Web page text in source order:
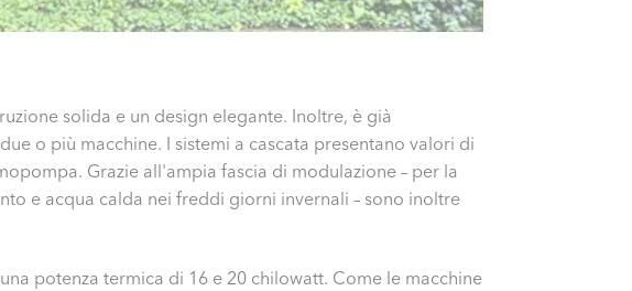
solida e un design elegante. Inoltre, è già
o più macchine. I sistemi a cascata presentano valori di
Grazie all'ampia fascia di modulazione – per la
e acqua calda nei freddi giorni invernali – sono inoltre
potenza termica di 16 e 20 chilowatt. Come le macchine